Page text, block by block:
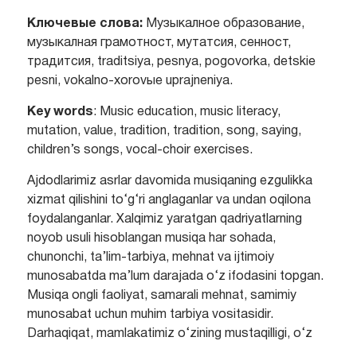
Ключев ы е слова:Музыкалное образование,
музыкалная грамотност, мутатсия, сенност,
традитсия, traditsiya, pesnya, pogovorka, detskie
pesni, vokalno-xorovыe uprajneniya.
Key words: Music education, music literacy,
mutation, value, tradition, tradition, song, saying,
children’s songs, vocal-choir exercises.
Ajdodlarimiz asrlar davomida musiqaning ezgulikka
xizmat qilishini to‘g‘ri anglaganlar va undan oqilona
foydalanganlar. Xalqimiz yaratgan qadriyatlarning
noyob usuli hisoblangan musiqa har sohada,
chunonchi, ta’lim-tarbiya, mehnat va ijtimoiy
munosabatda ma’lum darajada o‘z ifodasini topgan.
Musiqa ongli faoliyat, samarali mehnat, samimiy
munosabat uchun muhim tarbiya vositasidir.
Darhaqiqat, mamlakatimiz o‘zining mustaqilligi, o‘z